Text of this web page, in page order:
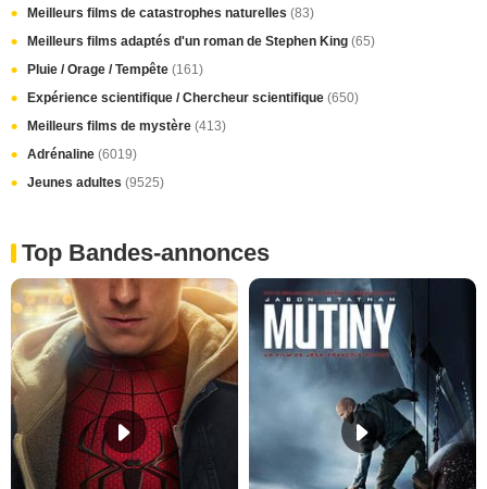
Meilleurs films de catastrophes naturelles (83)
Meilleurs films adaptés d'un roman de Stephen King (65)
Pluie / Orage / Tempête (161)
Expérience scientifique / Chercheur scientifique (650)
Meilleurs films de mystère (413)
Adrénaline (6019)
Jeunes adultes (9525)
Top Bandes-annonces